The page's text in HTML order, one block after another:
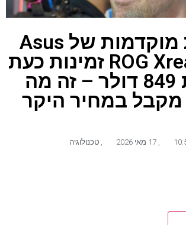
הזמנות מוקדמות של Asus
ROG Xreal R1 AR זמינות כעת
תמורת 849 דולר – זה מה
במחיר היקר
17 מאי 2026 טכנולוגיה